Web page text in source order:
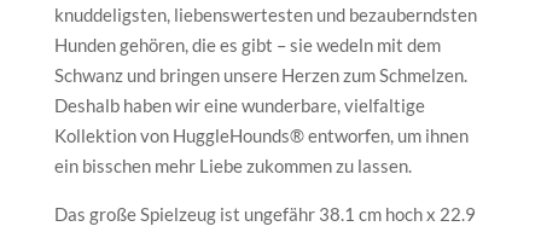
knuddeligsten, liebenswertesten und bezauberndsten
Hunden gehören, die es gibt – sie wedeln mit dem
Schwanz und bringen unsere Herzen zum Schmelzen.
Deshalb haben wir eine wunderbare, vielfaltige
Kollektion von HuggleHounds® entworfen, um ihnen
ein bisschen mehr Liebe zukommen zu lassen.
Das große Spielzeug ist ungefähr 38.1 cm hoch x 22.9